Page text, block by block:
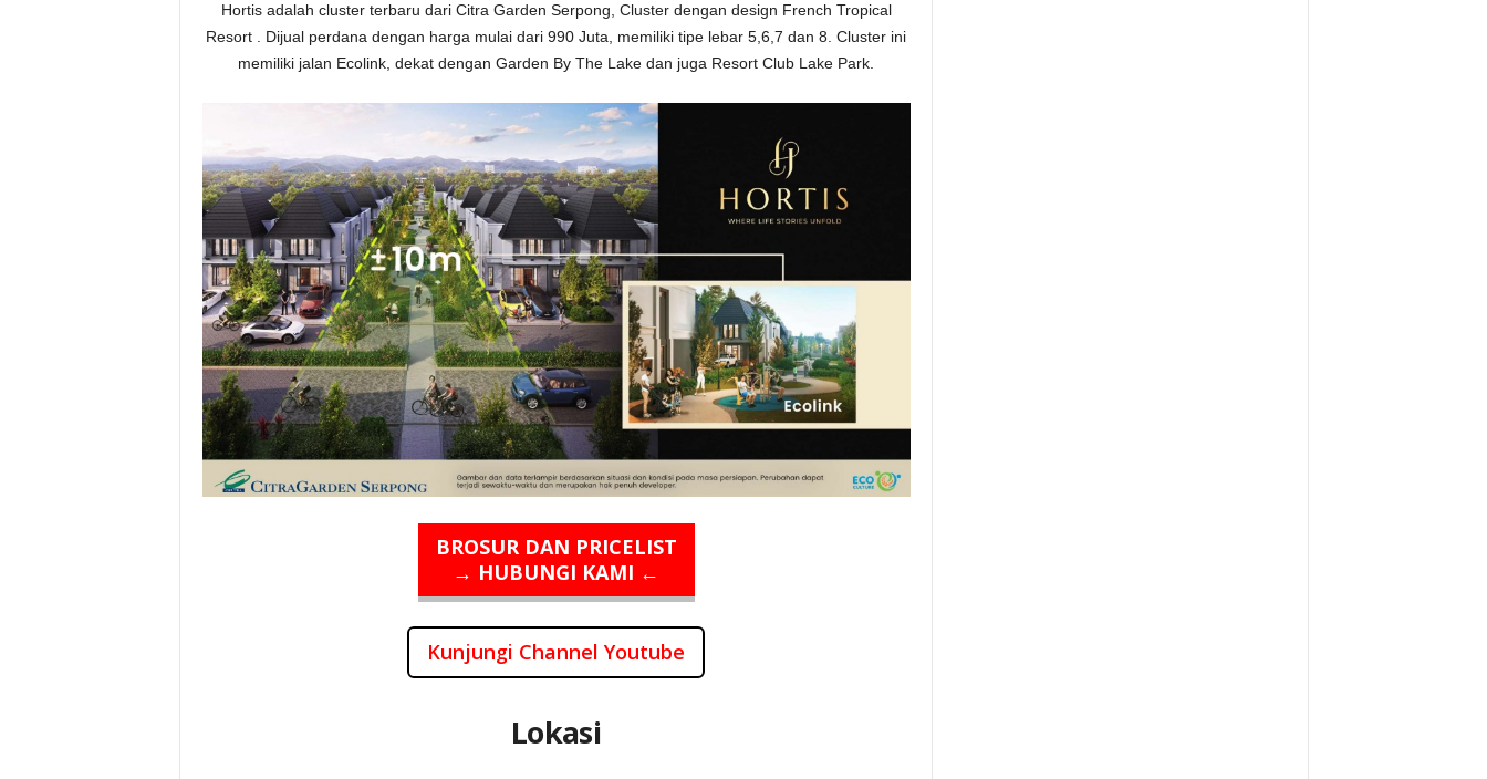
Hortis adalah cluster terbaru dari Citra Garden Serpong, Cluster dengan design French Tropical
Resort . Dijual perdana dengan harga mulai dari 990 Juta, memiliki tipe lebar 5,6,7 dan 8. Cluster ini
memiliki jalan Ecolink, dekat dengan Garden By The Lake dan juga Resort Club Lake Park.
BROSUR DAN PRICELIST
→ HUBUNGI KAMI ←
Kunjungi Channel Youtube
Lokasi